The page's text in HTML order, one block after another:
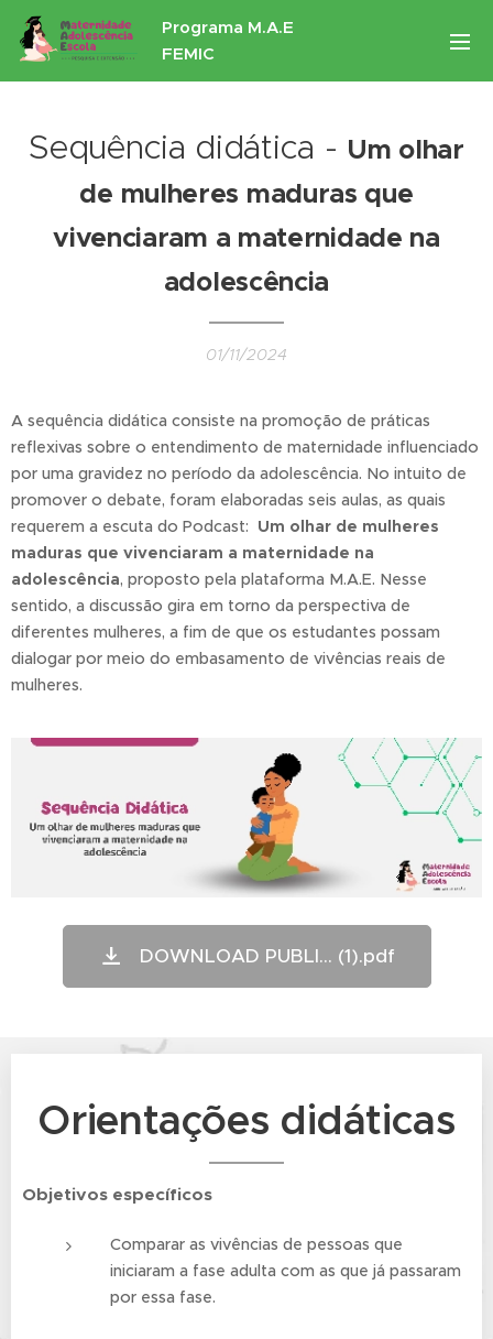
Programa M.A.E
FEMIC
Sequência didática - Um olhar
de mulheres maduras que
vivenciaram a maternidade na
adolescência
01/11/2024
A sequência didática consiste na promoção de práticas
reflexivas sobre o entendimento de maternidade influenciado
por uma gravidez no período da adolescência. No intuito de
promover o debate, foram elaboradas seis aulas, as quais
requerem a escuta do Podcast: Um olhar de mulheres
maduras que vivenciaram a maternidade na
adolescência, proposto pela plataforma M.A.E. Nesse
sentido, a discussão gira em torno da perspectiva de
diferentes mulheres, a fim de que os estudantes possam
dialogar por meio do embasamento de vivências reais de
mulheres.
DOWNLOAD PUBLI... (1).pdf
Orientações didáticas
Objetivos específicos
Comparar as vivências de pessoas que
iniciaram a fase adulta com as que já passaram
por essa fase.